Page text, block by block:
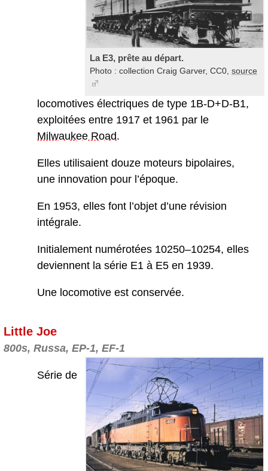
La E3, prête au départ.
Photo : collection Craig Garver, CC0, source
locomotives électriques de type 1B-D+D-B1,
exploitées entre 1917 et 1961 par le
Milwaukee Road.
Elles utilisaient douze moteurs bipolaires,
une innovation pour l’époque.
En 1953, elles font l’objet d’une révision
intégrale.
Initialement numérotées 10250–10254, elles
deviennent la série E1 à E5 en 1939.
Une locomotive est conservée.
Little Joe
800s, Russa, EP-1, EF-1
Série de